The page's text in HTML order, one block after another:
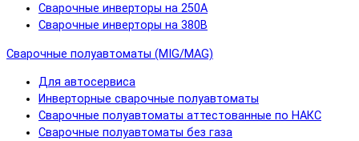
Сварочные инверторы на 250А
Сварочные инверторы на 380В
Сварочные полуавтоматы (MIG/MAG)
Для автосервиса
Инверторные сварочные полуавтоматы
Сварочные полуавтоматы аттестованные по НАКС
Сварочные полуавтоматы без газа